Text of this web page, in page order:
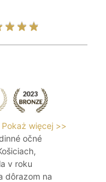
Pokaż więcej >>
očné
v roku
dôrazom na